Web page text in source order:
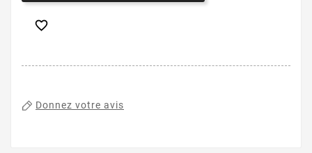

Donnez votre avis